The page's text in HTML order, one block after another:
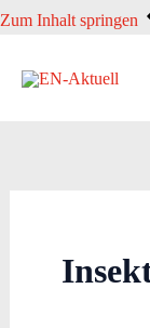
Zum Inhalt springen
Zum
springen